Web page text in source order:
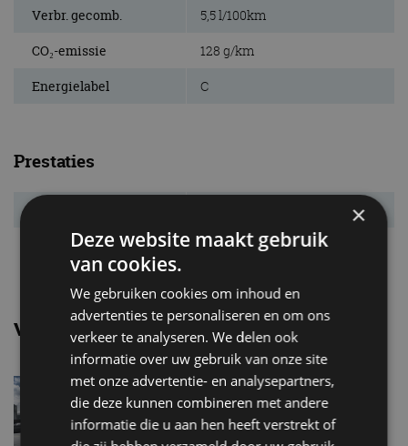
Verbr. gecomb. 5,5 l/100km
CO₂-emissie 128 g/km
Energielabel C
Prestaties
Topsnelheid 175 km/u
Vergelijkbare uitvoeringen
Toyota Auris1.2 Turbo
×
Deze website maakt gebruik
van cookies.
We gebruiken cookies om inhoud en
advertenties te personaliseren en om ons
verkeer te analyseren. We delen ook
informatie over uw gebruik van onze site
met onze advertentie- en analysepartners,
die deze kunnen combineren met andere
informatie die u aan hen heeft verstrekt of